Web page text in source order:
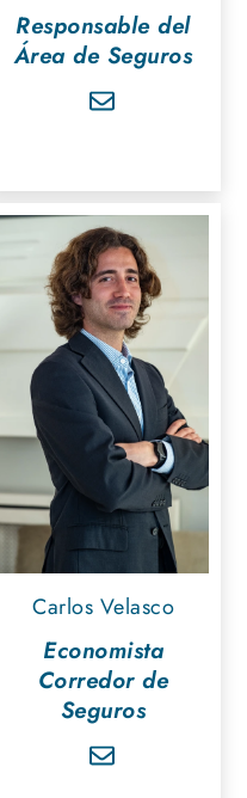
Responsable del
Área de Seguros
Carlos Velasco
Economista
Corredor de
Seguros